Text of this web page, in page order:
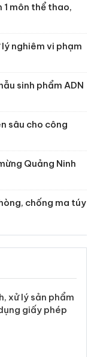
1 môn thể thao,
nghiêm vi phạm
sinh phẩm ADN
sâu cho công
Quảng Ninh
chống ma túy
xử lý sản phẩm
giấy phép